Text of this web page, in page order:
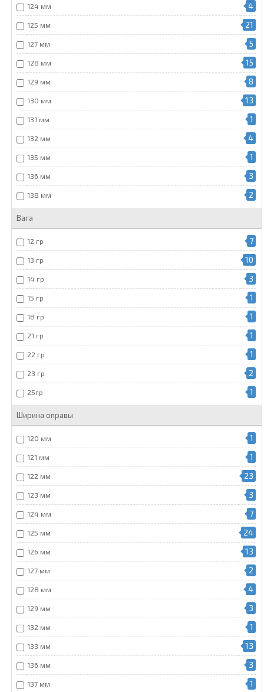
124 мм 4
125 мм 21
127 мм 5
128 мм 15
129 мм 8
130 мм 13
131 мм 1
132 мм 4
135 мм 1
136 мм 3
138 мм 2
Вага
12 гр 7
13 гр 10
14 гр 3
15 гр 1
18 гр 1
21 гр 1
22 гр 1
23 гр 2
25гр 1
Ширина оправы
120 мм 1
121 мм 1
122 мм 23
123 мм 3
124 мм 7
125 мм 24
126 мм 13
127 мм 2
128 мм 4
129 мм 3
132 мм 1
133 мм 13
136 мм 3
137 мм 1